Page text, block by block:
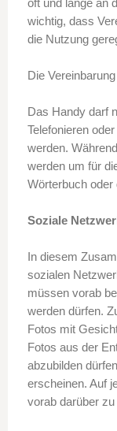
oft und lange an
wichtig, dass
die Nutzung
Die
Das Handy darf
Telefonieren
werden.
werden um für
Wörterbuch
Soziale
In diesem
sozialen
müssen vorab
werden dürfen.
Fotos mit
Fotos aus der
abzubilden
erscheinen. Auf
vorab darüber